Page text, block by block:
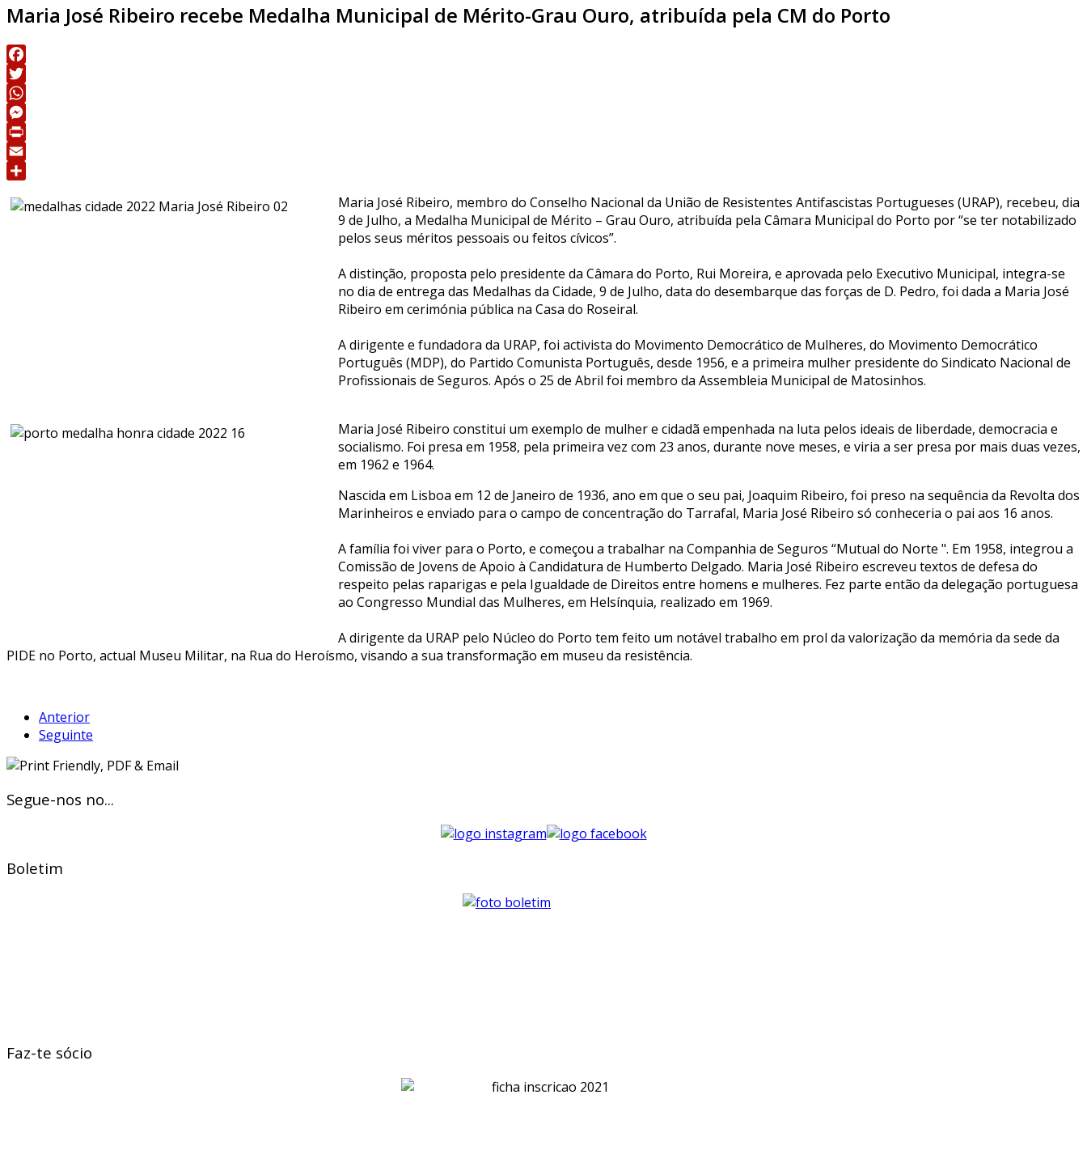
Maria José Ribeiro recebe Medalha Municipal de Mérito-Grau Ouro, atribuída pela CM do Porto
Facebook
Twitter
WhatsApp
Messenger
Print
Email
Maria José Ribeiro, membro do Conselho Nacional da União de Resistentes Antifascistas Portugueses (URAP), recebeu, dia
9 de Julho, a Medalha Municipal de Mérito – Grau Ouro, atribuída pela Câmara Municipal do Porto por “se ter notabilizado
pelos seus méritos pessoais ou feitos cívicos”.
A distinção, proposta pelo presidente da Câmara do Porto, Rui Moreira, e aprovada pelo Executivo Municipal, integra-se
no dia de entrega das Medalhas da Cidade, 9 de Julho, data do desembarque das forças de D. Pedro, foi dada a Maria José
Ribeiro em cerimónia pública na Casa do Roseiral.
A dirigente e fundadora da URAP, foi activista do Movimento Democrático de Mulheres, do Movimento Democrático
Português (MDP), do Partido Comunista Português, desde 1956, e a primeira mulher presidente do Sindicato Nacional de
Profissionais de Seguros. Após o 25 de Abril foi membro da Assembleia Municipal de Matosinhos.
Maria José Ribeiro constitui um exemplo de mulher e cidadã empenhada na luta pelos ideais de liberdade, democracia e
socialismo. Foi presa em 1958, pela primeira vez com 23 anos, durante nove meses, e viria a ser presa por mais duas vezes,
em 1962 e 1964.
Nascida em Lisboa em 12 de Janeiro de 1936, ano em que o seu pai, Joaquim Ribeiro, foi preso na sequência da Revolta dos
Marinheiros e enviado para o campo de concentração do Tarrafal, Maria José Ribeiro só conheceria o pai aos 16 anos.
A família foi viver para o Porto, e começou a trabalhar na Companhia de Seguros “Mutual do Norte ". Em 1958, integrou a
Comissão de Jovens de Apoio à Candidatura de Humberto Delgado. Maria José Ribeiro escreveu textos de defesa do
respeito pelas raparigas e pela Igualdade de Direitos entre homens e mulheres. Fez parte então da delegação portuguesa
ao Congresso Mundial das Mulheres, em Helsínquia, realizado em 1969.
A dirigente da URAP pelo Núcleo do Porto tem feito um notável trabalho em prol da valorização da memória da sede da
PIDE no Porto, actual Museu Militar, na Rua do Heroísmo, visando a sua transformação em museu da resistência.
Anterior
Seguinte
Segue-nos no...
Boletim
Faz-te sócio